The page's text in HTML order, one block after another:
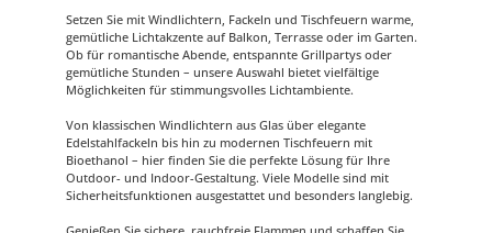
Setzen Sie mit Windlichtern, Fackeln und Tischfeuern warme,
gemütliche Lichtakzente auf Balkon, Terrasse oder im Garten.
Ob für romantische Abende, entspannte Grillpartys oder
gemütliche Stunden – unsere Auswahl bietet vielfältige
Möglichkeiten für stimmungsvolles Lichtambiente.
Von klassischen Windlichtern aus Glas über elegante
Edelstahlfackeln bis hin zu modernen Tischfeuern mit
Bioethanol – hier finden Sie die perfekte Lösung für Ihre
Outdoor- und Indoor-Gestaltung. Viele Modelle sind mit
Sicherheitsfunktionen ausgestattet und besonders langlebig.